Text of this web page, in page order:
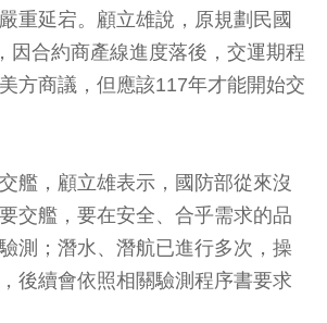
重延宕。顧立雄說，原規劃民國
因合約商產線進度落後，交運期程
方商議，但應該117年才能開始交
艦，顧立雄表示，國防部從來沒
交艦，要在安全、合乎需求的品
測；潛水、潛航已進行多次，操
後續會依照相關驗測程序書要求